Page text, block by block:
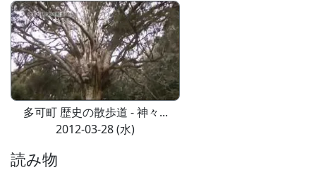
多可町 歴史の散歩道 - 神々...
2012-03-28 (水)
読み物